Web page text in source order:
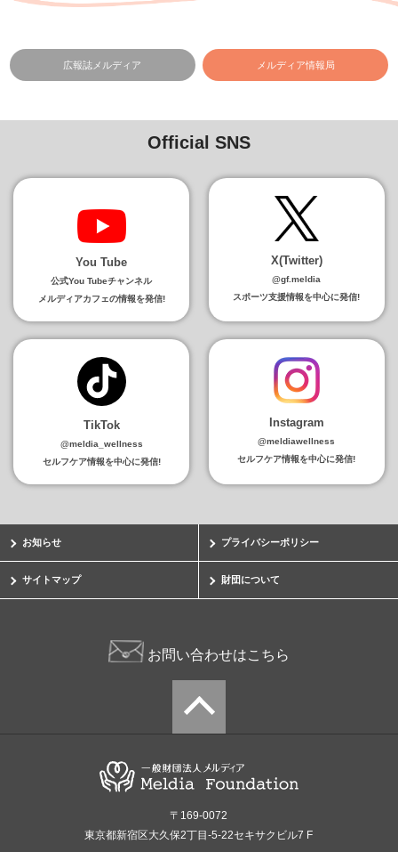
広報誌メルディア メルディア情報局
Official SNS
You Tube
公式You Tubeチャンネル
メルディアカフェの情報を発信!
X(Twitter)
@gf.meldia
スポーツ支援情報を中心に発信!
TikTok
@meldia_wellness
セルフケア情報を中心に発信!
Instagram
@meldiawellness
セルフケア情報を中心に発信!
お知らせ プライバシーポリシー
サイトマップ 財団について
お問い合わせはこちら
〒169-0072
東京都新宿区大久保2丁目-5-22セキサクビル7 F